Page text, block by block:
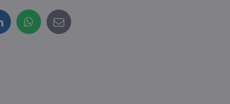
WhatsApp
E-
mail